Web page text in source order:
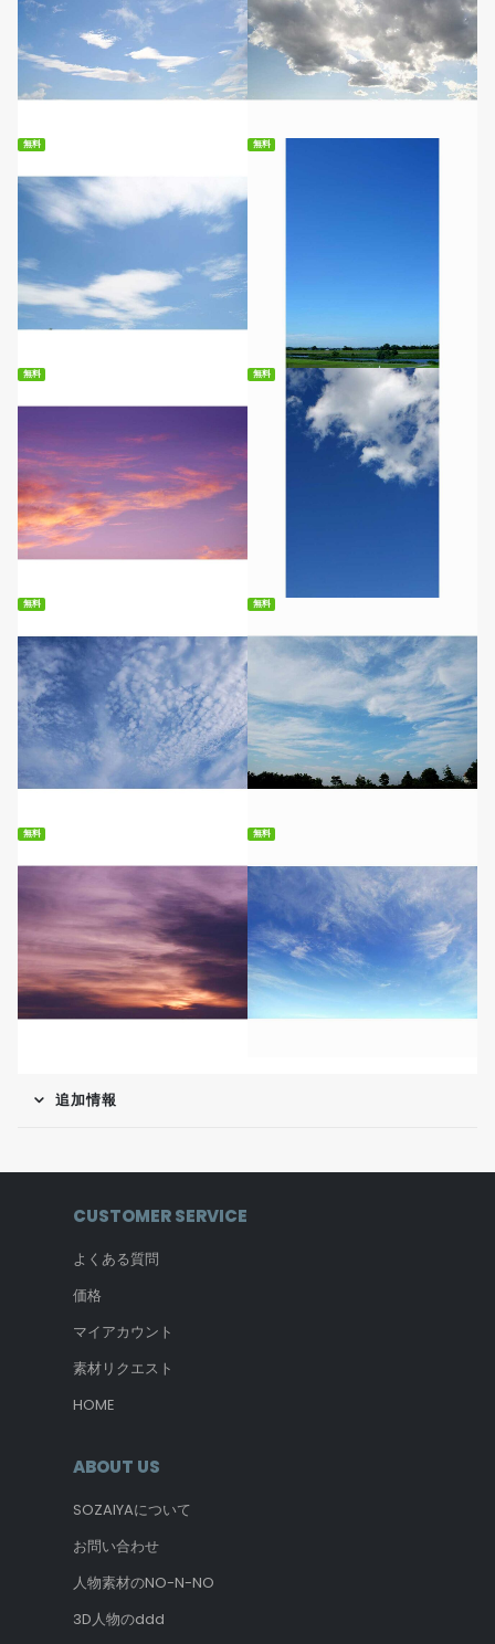
無料ダウンロード 無料ダウンロード
無料
無料ダウンロード
無料
無料 無料
無料
無料ダウンロード
無料
無料ダウンロード
無料
無料ダウンロード
無料
無料ダウンロード
追加情報
CUSTOMER SERVICE
よくある質問
価格
マイアカウント
素材リクエスト
HOME
ABOUT US
SOZAIYAについて
お問い合わせ
人物素材のNO-N-NO
3D人物のddd